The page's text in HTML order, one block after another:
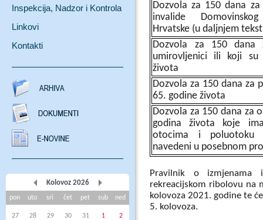
Inspekcija, Nadzor i Kontrola
Linkovi
Kontakti
Kolovoz 2026
pon uto sri čet pet sub ned
27 28 29 30 31 1
2
Dozvola za 150 dana
invalide
Hrvatske (u daljnjem
Dozvola za 150 dana
umirovljenici ili koji su
života
Dozvola za 150 dana za
65. godine života
Dozvola za 150 dana za
godina života koje
otocima i poluotoku
navedeni u posebnom
Pravilnik o
rekreacijskom ribolovu na
kolovoza 2021. godine te
5. kolovoza.